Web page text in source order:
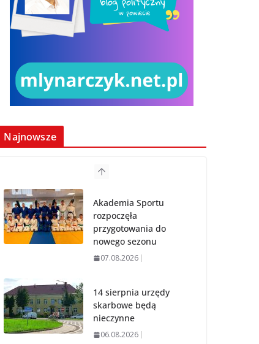
Najnowsze
Akademia Sportu
rozpoczęła
przygotowania do
nowego sezonu
07.08.2026
14 sierpnia urzędy
skarbowe będą
nieczynne
06.08.2026